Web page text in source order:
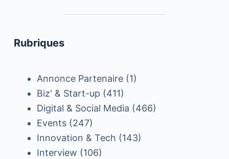
Rubriques
Annonce Partenaire(1)
Biz' & Start-up (411)
Digital & Social Media (466)
Events(247)
Innovation & Tech (143)
Interview (106)